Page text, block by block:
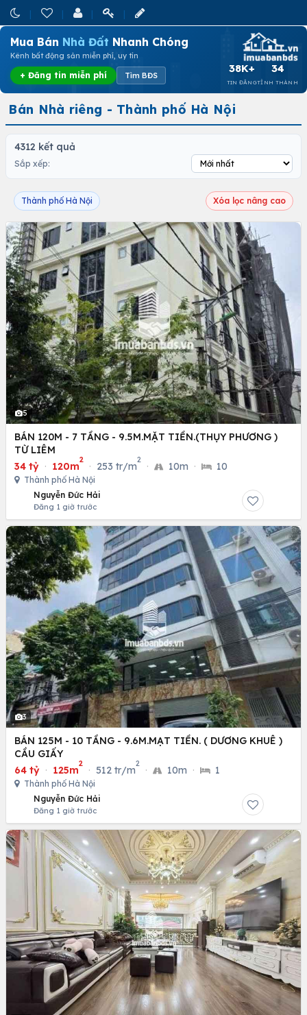
Mua Bán Nhà Đất Nhanh Chóng
Kênh bất động sản miễn phí, uy tín
+ Đăng tin miễn phí Tìm BĐS
38K+
TIN ĐĂNG
34
TỈNH THÀNH
Bán Nhà riêng - Thành phố Hà Nội
4312 kết quả
Sắp xếp:
Thành phố Hà Nội Xóa lọc nâng cao
5
BÁN 120M - 7 TẦNG - 9.5M.MẶT TIỀN.(THỤY PHƯƠNG )
TỪ LIÊM
34 tỷ · 120m
2
· 253 tr/m
2
· 10m · 10
Thành phố Hà Nội
Nguyễn Đức Hải
Đăng 1 giờ trước
3
BÁN 125M - 10 TẦNG - 9.6M.MẠT TIỀN. ( DƯƠNG KHUÊ )
CẦU GIẤY
64 tỷ · 125m
2
· 512 tr/m
2
· 10m · 1
Thành phố Hà Nội
Nguyễn Đức Hải
Đăng 1 giờ trước